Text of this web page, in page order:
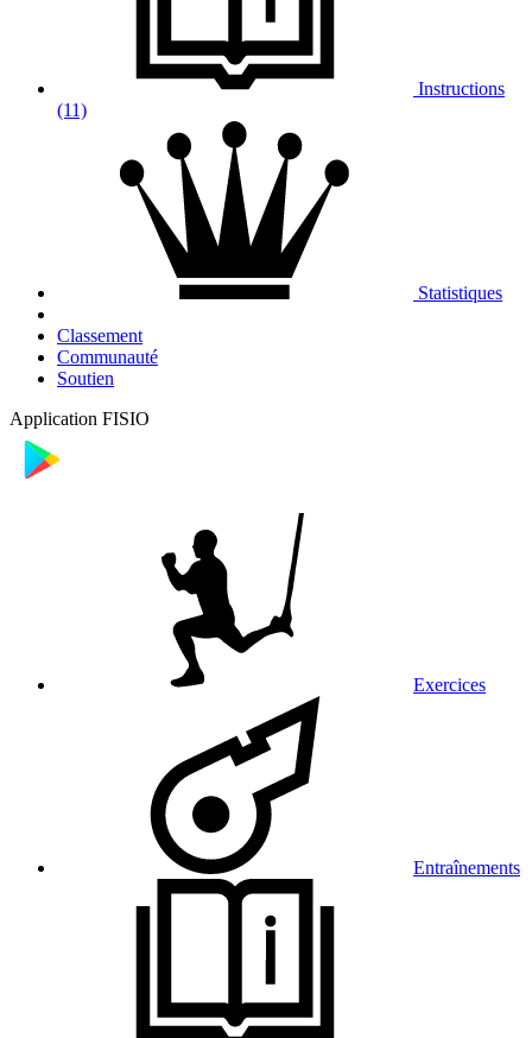
Instructions
(11)
Statistiques
Classement
Communauté
Soutien
Application FISIO
Exercices
Entraînements